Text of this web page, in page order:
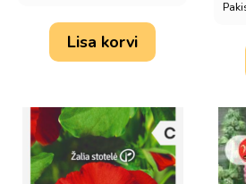
Lisa korvi